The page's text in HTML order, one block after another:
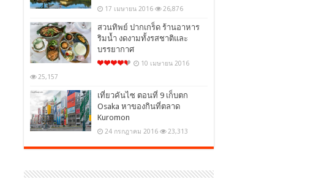
17 เมษายน 2016 26,876
สวนทิพย์ ปากเกร็ด ร้านอาหาร
ริมน้ำ งดงามทั้งรสชาติและ
บรรยากาศ
10 เมษายน 2016
25,157
เที่ยวคันไซ ตอนที่ 9 เก็บตก
Osaka หาของกินที่ตลาด
Kuromon
24 กรกฎาคม 2016 23,313